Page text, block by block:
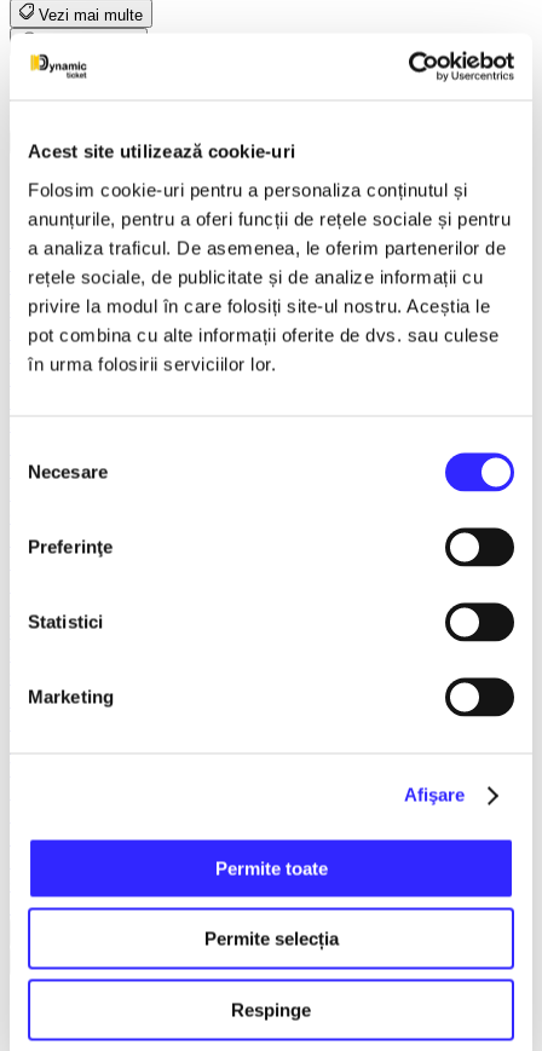
Acest site utilizează cookie-uri
Folosim cookie-uri pentru a personaliza conținutul și
anunțurile, pentru a oferi funcții de rețele sociale și pentru
a analiza traficul. De asemenea, le oferim partenerilor de
rețele sociale, de publicitate și de analize informații cu
privire la modul în care folosiți site-ul nostru. Aceștia le
pot combina cu alte informații oferite de dvs. sau culese
în urma folosirii serviciilor lor.
consimțământului
Necesare
Preferinţe
Statistici
Marketing
Afişare
Permite toate
Permite selecția
Respinge
Vezi mai multe
Aplică filtre
Categorii
Toate categoriile
FANTASY&DANCE ENTERTAINMENT
Recomandate
Spargatorul de Nuci
Turnee
Spectacole litoral 2026
TNB
Teatrul Muzical Ambasadorii
Musical Extravaganza
Prestige Art Production
SHOW EVENT
Exclusiv in reteaua Smart Ticketing
Teatrul Maidan
Trupa de teatru YuPPie ArT
Compania de Teatru Concordia
Reduceri bilete
Vezi mai puțin
Cercul Militar BRASOV, Brasov